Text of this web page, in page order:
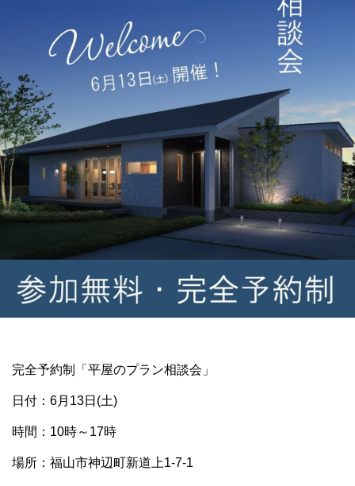
完全予約制「平屋のプラン相談会」
日付：6月13日(土)
時間：10時～17時
場所：福山市神辺町新道上1-7-1